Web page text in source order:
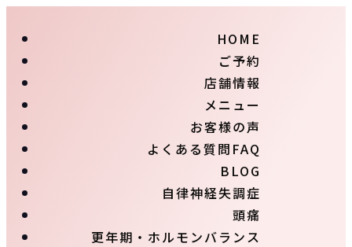
HOME
ご予約
店舗情報
メニュー
お客様の声
よくある質問FAQ
BLOG
自律神経失調症
頭痛
更年期・ホルモンバランス